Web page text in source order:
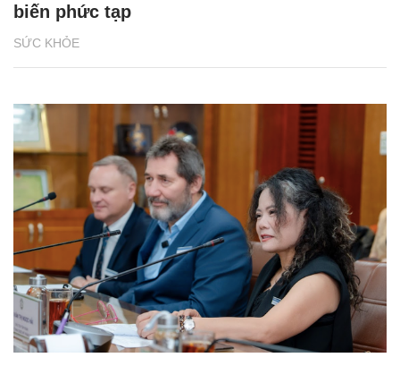
SỨC KHỎE
biến phức tạp